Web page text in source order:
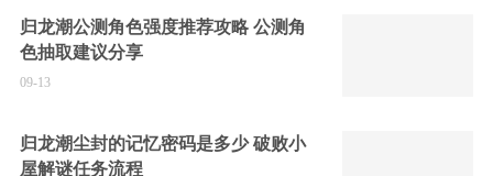
归龙潮公测角色强度推荐攻略 公测角
色抽取建议分享
09-13
归龙潮尘封的记忆密码是多少 破败小
屋解谜任务流程